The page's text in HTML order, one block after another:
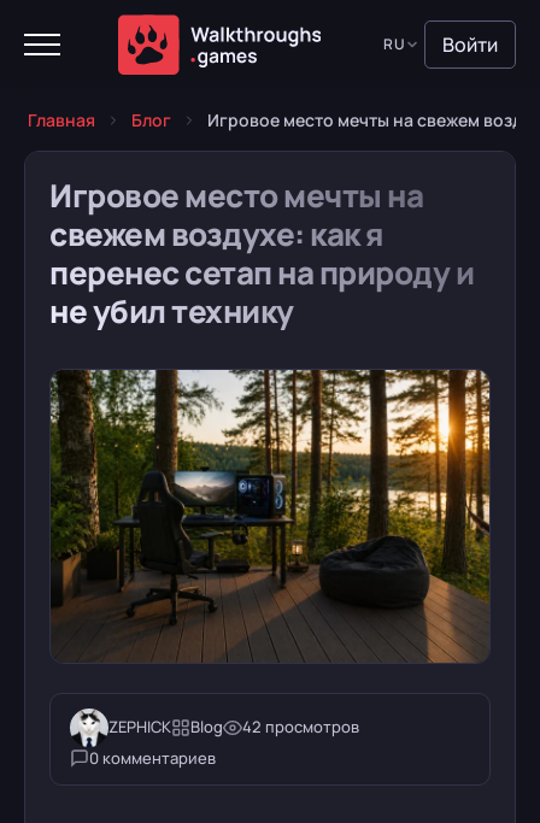
RU Войти
Главная Блог Игровое место мечты на свежем
Игровое место мечты на
свежем воздухе: как я
перенес сетап на природу и
не убил технику
ZEPHICK Blog
42 просмотров
0 комментариев